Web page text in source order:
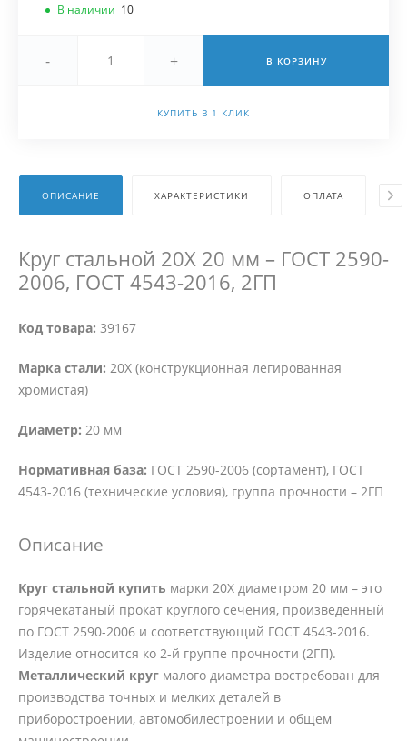
В наличии 10
- + В КОРЗИНУ
КУПИТЬ В 1 КЛИК
ОПИСАНИЕ ХАРАКТЕРИСТИКИ ОПЛАТА
Круг стальной 20Х 20 мм – ГОСТ 2590-
2006, ГОСТ 4543-2016, 2ГП
Код товара: 39167
Марка стали: 20Х (конструкционная легированная
хромистая)
Диаметр: 20 мм
Нормативная база: ГОСТ 2590-2006 (сортамент), ГОСТ
4543-2016 (технические условия), группа прочности – 2ГП
Описание
Круг стальной купить марки 20Х диаметром 20 мм – это
горячекатаный прокат круглого сечения, произведённый
по ГОСТ 2590-2006 и соответствующий ГОСТ 4543-2016.
Изделие относится ко 2-й группе прочности (2ГП).
Металлический круг малого диаметра востребован для
производства точных и мелких деталей в
приборостроении, автомобилестроении и общем